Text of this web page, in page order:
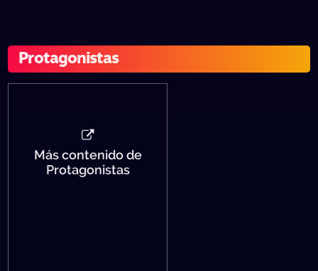
Protagonistas
Más contenido de
Protagonistas